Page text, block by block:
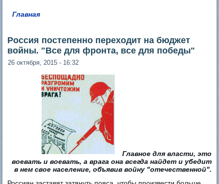
Главная
Россия постепенно переходит на бюджет
войны. "Все для фронта, все для победы"
26 октября, 2015 - 16:32
Главное для власти, это
воевать и воевать, а врага она всегда найдет и убедит
в нем свое население, объявив войну "отечественной".